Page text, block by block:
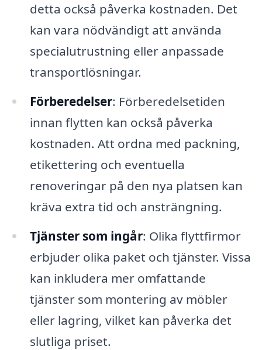
detta också påverka kostnaden. Det
kan vara nödvändigt att använda
specialutrustning eller anpassade
transportlösningar.
Förberedelser: Förberedelsetiden
innan flytten kan också påverka
kostnaden. Att ordna med packning,
etikettering och eventuella
renoveringar på den nya platsen kan
kräva extra tid och ansträngning.
Tjänster som ingår: Olika flyttfirmor
erbjuder olika paket och tjänster. Vissa
kan inkludera mer omfattande
tjänster som montering av möbler
eller lagring, vilket kan påverka det
slutliga priset.